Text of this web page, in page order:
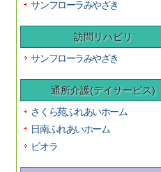
サンフローラみやざき
訪問リハビリ
サンフローラみやざき
通所介護(デイサービス)
さくら苑ふれあいホーム
日南ふれあいホーム
ビオラ